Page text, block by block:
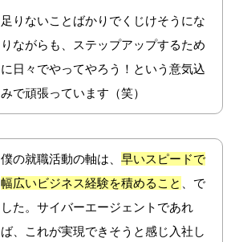
足りないことばかりでくじけそうにな
りながらも、ステップアップするため
に日々でやってやろう！という意気込
みで頑張っています（笑）
僕の就職活動の軸は、 早いスピードで
幅広いビジネス経験を積めること
、で
した。サイバーエージェントであれ
ば、これが実現できそうと感じ入社し